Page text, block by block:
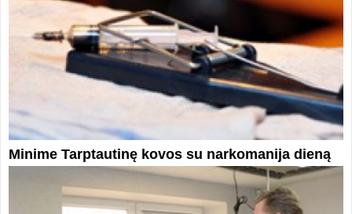
Minime Tarptautinę kovos su narkomanija dieną